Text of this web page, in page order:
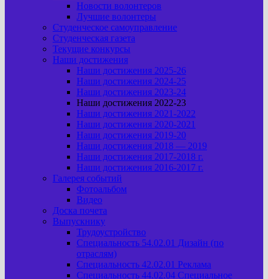
Новости волонтеров
Лучшие волонтеры
Студенческое самоуправление
Студенческая газета
Текущие конкурсы
Наши достижения
Наши достижения 2025-26
Наши достижения 2024-25
Наши достижения 2023-24
Наши достижения 2022-23
Наши достижения 2021-2022
Наши достижения 2020-2021
Наши достижения 2019-20
Наши достижения 2018 — 2019
Наши достижения 2017-2018 г.
Наши достижения 2016-2017 г.
Галерея событий
Фотоальбом
Видео
Доска почета
Выпускнику
Трудоустройство
Специальность 54.02.01 Дизайн (по
отраслям)
Специальность 42.02.01 Реклама
Специальность 44.02.04 Специальное